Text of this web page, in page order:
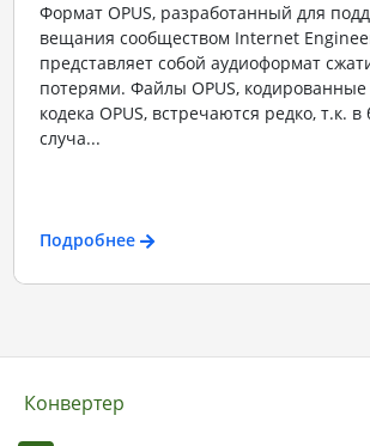
Формат OPUS, разработанный для
вещания сообществом Internet
представляет собой аудиоформат
потерями. Файлы OPUS,
кодека OPUS, встречаются редко, т.к.
случа...
Подробнее
Конвертер